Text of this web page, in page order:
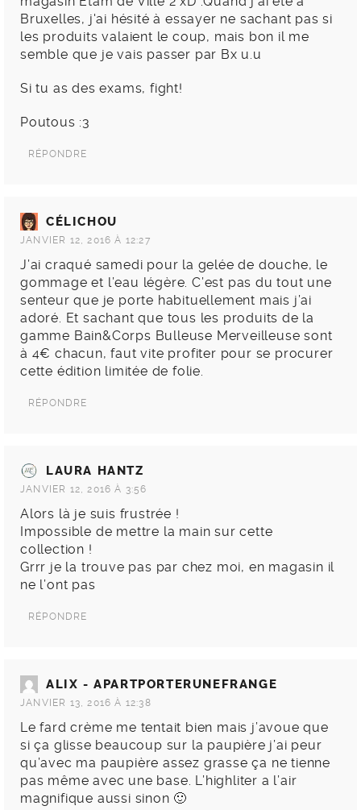
Bruxelles, j'ai hésité à essayer ne sachant pas si
les produits valaient le coup, mais bon il me
semble que je vais passer par Bx u.u
Si tu as des exams, fight!
Poutous :3
RÉPONDRE
CÉLICHOU
JANVIER 12, 2016 À 12:27
J’ai craqué samedi pour la gelée de douche, le
gommage et l’eau légère. C’est pas du tout une
senteur que je porte habituellement mais j’ai
adoré. Et sachant que tous les produits de la
gamme Bain&Corps Bulleuse Merveilleuse sont
à 4€ chacun, faut vite profiter pour se procurer
cette édition limitée de folie.
RÉPONDRE
LAURA HANTZ
JANVIER 12, 2016 À 3:56
Alors là je suis frustrée !
Impossible de mettre la main sur cette
collection !
Grrr je la trouve pas par chez moi, en magasin il
ne l’ont pas
RÉPONDRE
ALIX - APARTPORTERUNEFRANGE
JANVIER 13, 2016 À 12:38
Le fard crème me tentait bien mais j’avoue que
si ça glisse beaucoup sur la paupière j’ai peur
qu’avec ma paupière assez grasse ça ne tienne
pas même avec une base. L’highliter a l’air
magnifique aussi sinon 🙂